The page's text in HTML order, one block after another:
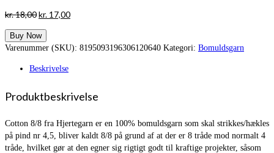
kr.18,00Den
pris
var:
kr. 17,00Den
er:
Buy Now
Varenummer (SKU): 8195093196306120640 Kategori: Bomuldsgarn
Beskrivelse
Produktbeskrivelse
Cotton 8/8 fra Hjertegarn er en 100% bomuldsgarn som skal strikkes/hækles
på pind nr 4,5, bliver kaldt 8/8 på grund af at der er 8 tråde mod normalt 4
tråde, hvilket gør at den egner sig rigtigt godt til kraftige projekter, såsom